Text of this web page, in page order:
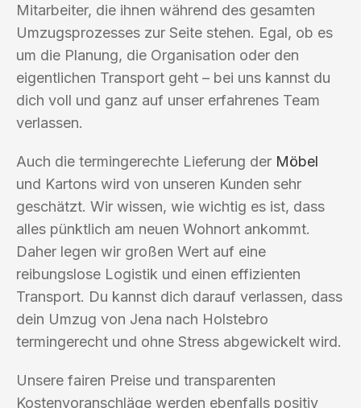
Mitarbeiter, die ihnen während des gesamten
Umzugsprozesses zur Seite stehen. Egal, ob es
um die Planung, die Organisation oder den
eigentlichen Transport geht – bei uns kannst du
dich voll und ganz auf unser erfahrenes Team
verlassen.
Auch die termingerechte Lieferung der Möbel
und Kartons wird von unseren Kunden sehr
geschätzt. Wir wissen, wie wichtig es ist, dass
alles pünktlich am neuen Wohnort ankommt.
Daher legen wir großen Wert auf eine
reibungslose Logistik und einen effizienten
Transport. Du kannst dich darauf verlassen, dass
dein Umzug von Jena nach Holstebro
termingerecht und ohne Stress abgewickelt wird.
Unsere fairen Preise und transparenten
Kostenvoranschläge werden ebenfalls positiv